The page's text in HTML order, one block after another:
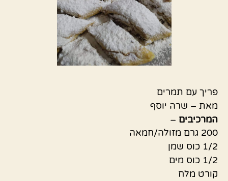
פריך עם תמרים
מאת – שרה יוסף
המרכיבים –
200 גרם מזולה/חמאה
1/2 כוס שמן
1/2 כוס מים
קורט מלח